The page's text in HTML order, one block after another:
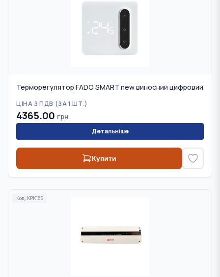
Терморегулятор FADO SMART new виносний цифровий
ЦІНА З ПДВ (ЗА 1 ШТ.)
4365.00 грн
Детальніше
Купити
Код: KPK18S